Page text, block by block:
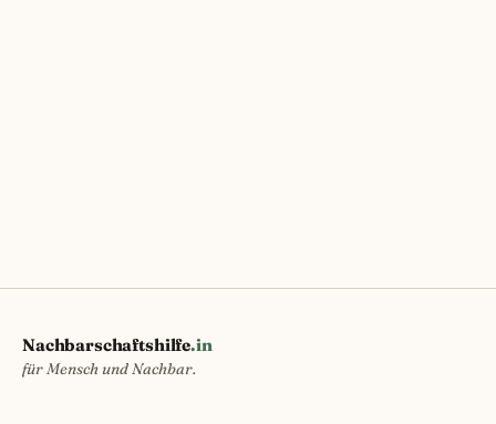
Nachbarschaftshilfe.in
für Mensch und Nachbar.